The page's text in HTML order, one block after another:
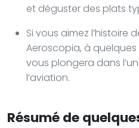
et déguster des plats
Si vous aimez l’histoire
Aeroscopia, à
vous plongera dans
l’aviation.
Résumé de